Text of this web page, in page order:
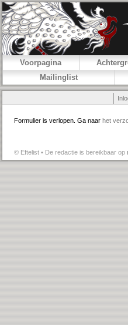
Voorpagina
Mailinglist
Formulier is verlopen. Ga naar het
© Eftelist • De redactie is bereikbaar op